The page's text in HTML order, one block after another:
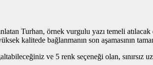
Turhan, örnek vurgulu yazı temeli
kalitede bağlanmanın son aşamasının
ve 5 renk seçeneği olan, sınırsız